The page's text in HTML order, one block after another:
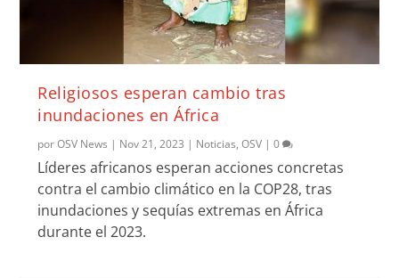
Religiosos esperan cambio tras
inundaciones en África
porOSV News | Nov 21, 2023 | Noticias,OSV |0
Líderes africanos esperan acciones concretas
contra el cambio climático en la COP28, tras
inundaciones y sequías extremas en África
durante el 2023.